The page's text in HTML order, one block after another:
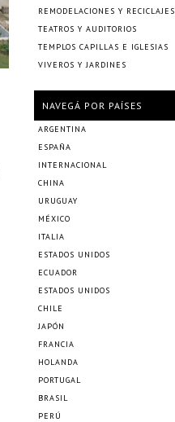
REMODELACIONES Y RECICLAJES
TEATROS Y AUDITORIOS
TEMPLOS CAPILLAS E IGLESIAS
VIVEROS Y JARDINES
NAVEGÁ POR PAÍSES
ARGENTINA
ESPAÑA
INTERNACIONAL
CHINA
URUGUAY
MÉXICO
ITALIA
ESTADOS UNIDOS
ECUADOR
ESTADOS UNIDOS
CHILE
JAPÓN
FRANCIA
HOLANDA
PORTUGAL
BRASIL
PERÚ